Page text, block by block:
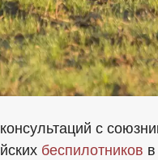
с
беспилотников